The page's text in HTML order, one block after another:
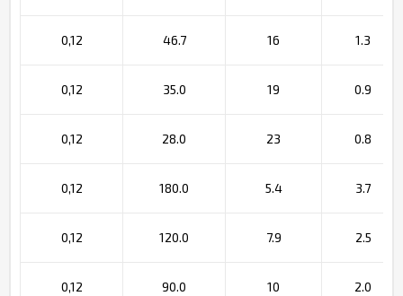
0,12 46.7 16 1.3
0,12 35.0 19 0.9
0,12 28.0 23 0.8
0,12 180.0 5.4 3.7
0,12 120.0 7.9 2.5
0,12 90.0 10 2.0